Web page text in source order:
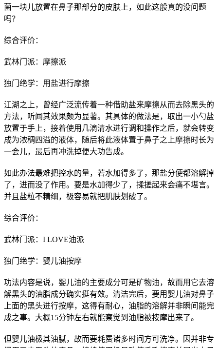
菌一块儿放置在鼻子那部分的皮肤上，如此这般真的没问题
吗？
综合评价：
武林门派：摩擦派
独门绝学：用盐进行摩擦
江湖之上，曾经广泛流传着一种借助盐来摩擦从而去除黑头的
方法，听闻其效果颇为显著。其具体的做法是，取出一小勺盐
放置于手上，接着使用几滴清水进行调和操作之后，就会转变
成为浓稠四溢的液体，随后将此液体置于鼻子之上摩擦时长为
一会儿，最后再冲洗掉便大功告成。
如此办法最难把控水的量，若水加得多了，那盐分便都溶解掉
了，进而没了作用。要是水加得少了，揉搓起来会痛不堪言。
并且盐粒不精细，极容易就把肌肤划破了。
综合评价：
武林门派：I LOVE油派
独门绝学：婴儿油按摩
功法内容是说，婴儿油的主要成分可是矿物油，故而用它去溶
解黑头的油脂成分确实挺有效。清洁完后，要用婴儿油对鼻子
上面的黑头进行按摩，这得有耐心，油脂的溶解并非瞬间能完
成之事。大概15分钟左右就能察觉到油脂被按摩出来了。
但婴儿油极其油腻，故而要耗费诸多时间方可洗净。因并非专